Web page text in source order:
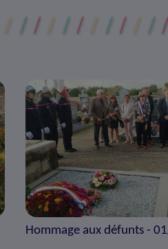
Hommage aux défunts -